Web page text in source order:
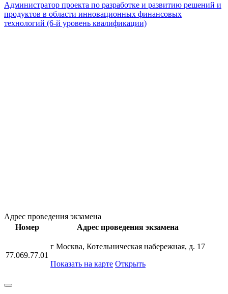
Администратор проекта по разработке и развитию решений и
продуктов в области инновационных финансовых
технологий (6-й уровень квалификации)
Адрес проведения экзамена
Номер
Адрес проведения экзамена
77.069.77.01
г Москва, Котельническая набережная, д. 17
Показать на карте Открыть